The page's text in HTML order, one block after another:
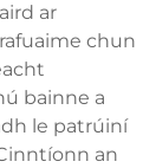
ar
chun
bainne a
le patrúiní
an